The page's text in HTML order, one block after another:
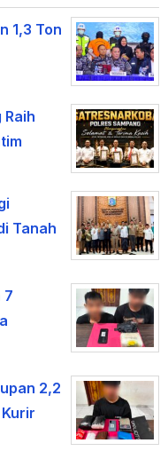
1,3 Ton
Tanah
7
2,2